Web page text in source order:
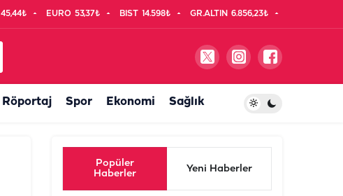
45,44₺ EURO 53,37₺ BIST 14.598₺ GR.ALTIN 6.856,23₺
Röportaj Spor Ekonomi Sağlık
Popüler
Haberler
Yeni Haberler